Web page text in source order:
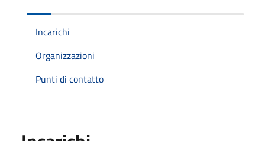
Incarichi
Organizzazioni
Punti di contatto